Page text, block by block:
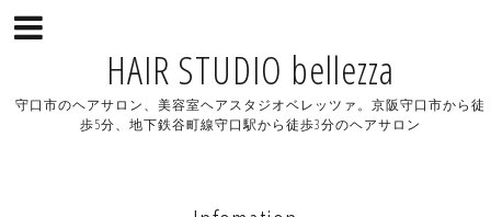
HAIR STUDIO bellezza
守口市のヘアサロン、美容室ヘアスタジオベレッツァ。京阪守口市から徒
歩5分、地下鉄谷町線守口駅から徒歩3分のヘアサロン